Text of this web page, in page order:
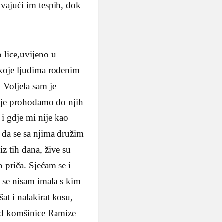
im tespih, dok
lice,uvijeno u
ljudima rođenim
sam je
prohodamo do njih
i gdje mi nije kao
se sa njima družim
tih dana, žive su
Sjećam se i
nisam imala s kim
i nalakirat kosu,
komšinice Ramize